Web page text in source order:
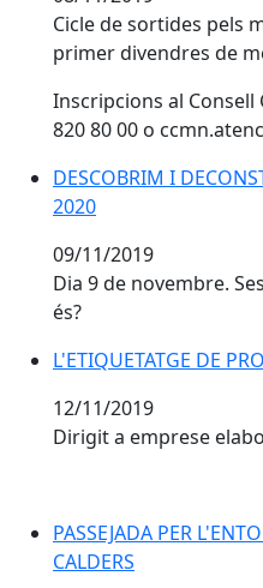
Cicle de sortides pels
primer divendres de
Inscripcions al Consell
820 80 00 o
DESCOBRIM I
DESCOBRIM I
2020
09/11/2019
Dia 9 de novembre.
és?
L'ETIQUETATGE DE
L'ETIQUETATGE DE
12/11/2019
Dirigit a emprese
PASSEJADA PER
PASSEJADA PER
CALDERS